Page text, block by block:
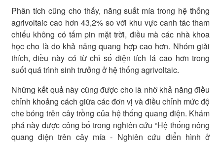
Phân tích cũng cho thấy, năng suất mía trong hệ thống
agrivoltaic cao hơn 43,2% so với khu vực canh tác tham
chiếu không có tấm pin mặt trời, điều mà các nhà khoa
học cho là do khả năng quang hợp cao hơn. Nhóm giải
thích, điều này có từ chỉ số diện tích lá cao hơn trong
suốt quá trình sinh trưởng ở hệ thống agrivoltaic.
Những kết quả này cũng được cho là nhờ khả năng điều
chỉnh khoảng cách giữa các đơn vị và điều chỉnh mức độ
che bóng trên cây trồng của hệ thống quang điện. Khám
phá này được công bố trong nghiên cứu “Hệ thống nông
quang điện trên cây mía - Nghiên cứu điển hình ở